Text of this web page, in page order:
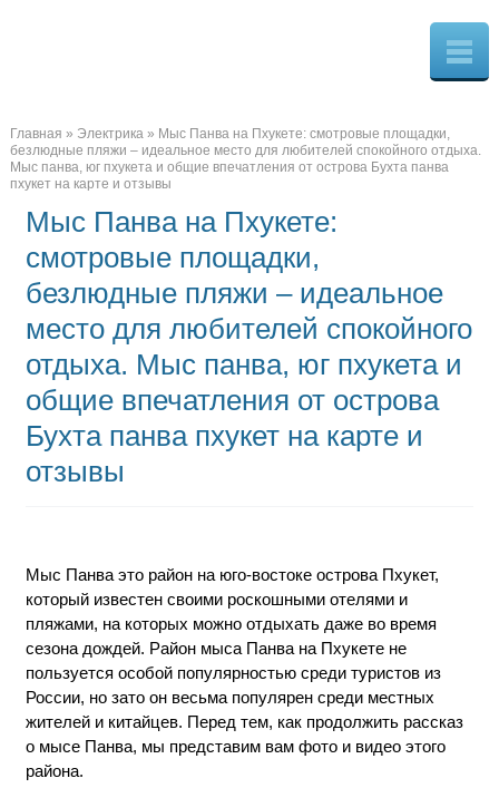
Главная » Электрика» Мыс Панва на Пхукете: смотровые площадки,
безлюдные пляжи – идеальное место для любителей спокойного отдыха.
Мыс панва, юг пхукета и общие впечатления от острова Бухта панва
пхукет на карте и отзывы
Мыс Панва на Пхукете:
смотровые площадки,
безлюдные пляжи – идеальное
место для любителей спокойного
отдыха. Мыс панва, юг пхукета и
общие впечатления от острова
Бухта панва пхукет на карте и
отзывы
Мыс Панва это район на юго-востоке острова Пхукет,
который известен своими роскошными отелями и
пляжами, на которых можно отдыхать даже во время
сезона дождей. Район мыса Панва на Пхукете не
пользуется особой популярностью среди туристов из
России, но зато он весьма популярен среди местных
жителей и китайцев. Перед тем, как продолжить рассказ
о мысе Панва, мы представим вам фото и видео этого
района.